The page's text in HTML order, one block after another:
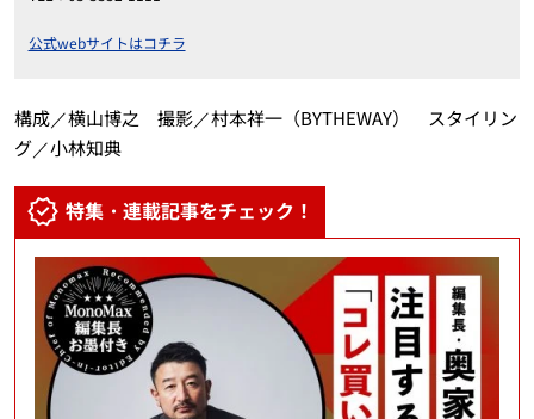
公式webサイトはコチラ
構成／横山博之 撮影／村本祥一（BYTHEWAY） スタイリン
グ／小林知典
特集・連載記事をチェック！